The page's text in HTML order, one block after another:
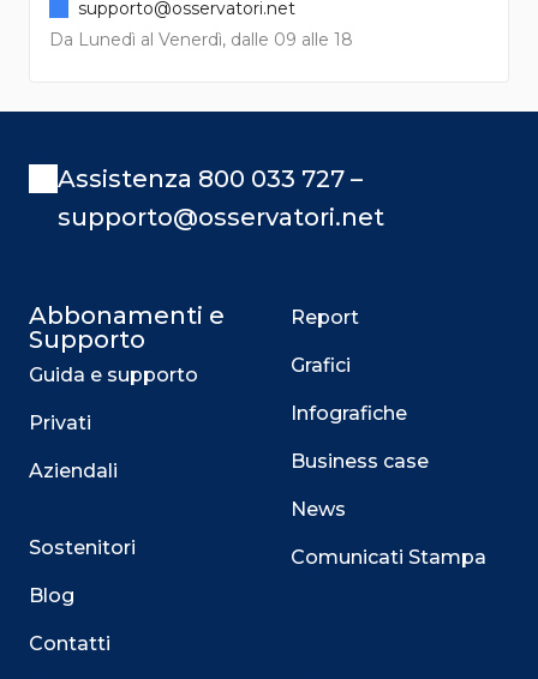
Da Lunedì al Venerdì, dalle 09 alle 18
supporto@osservatori.net
Assistenza 800 033 727 –
supporto@osservatori.net
Abbonamenti e
Supporto
Guida e supporto
Privati
Aziendali
Sostenitori
Blog
Contatti
Report
Grafici
Infografiche
Business case
News
Comunicati Stampa